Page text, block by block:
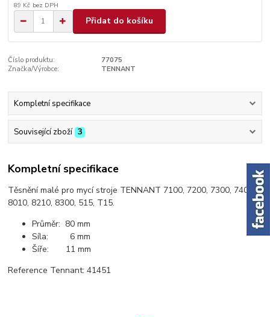
89 Kč bez DPH
Přidat do košíku
Číslo produktu:
77075
Značka/Výrobce:
TENNANT
Kompletní specifikace
Související zboží 3
Kompletní specifikace
Těsnění malé pro mycí stroje TENNANT 7100, 7200, 7300, 7400,
8010, 8210, 8300, 515, T15.
Průměr: 80 mm
Síla: 6 mm
Šíře: 11 mm
Reference Tennant: 41451